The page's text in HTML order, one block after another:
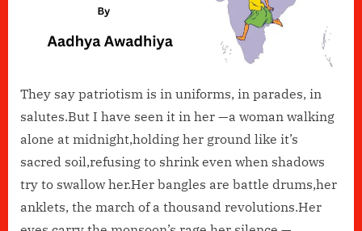
They say patriotism is in uniforms, in parades, in
salutes.But I have seen it in her —a woman walking
alone at midnight,holding her ground like it’s
sacred soil,refusing to shrink even when shadows
try to swallow her.Her bangles are battle drums,her
anklets, the march of a thousand revolutions.Her